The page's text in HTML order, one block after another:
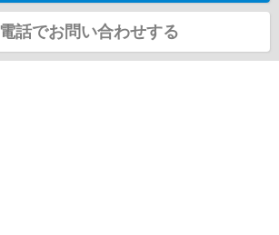
電話でお問い合わせする